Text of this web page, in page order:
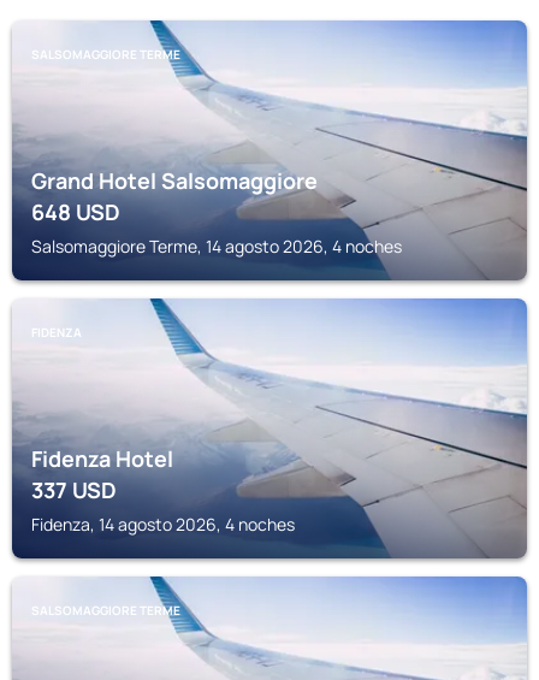
SALSOMAGGIORE TERME
Grand Hotel Salsomaggiore
648USD
Salsomaggiore Terme, 14 agosto 2026, 4 noches
FIDENZA
Fidenza Hotel
337USD
Fidenza, 14 agosto 2026, 4 noches
SALSOMAGGIORE TERME